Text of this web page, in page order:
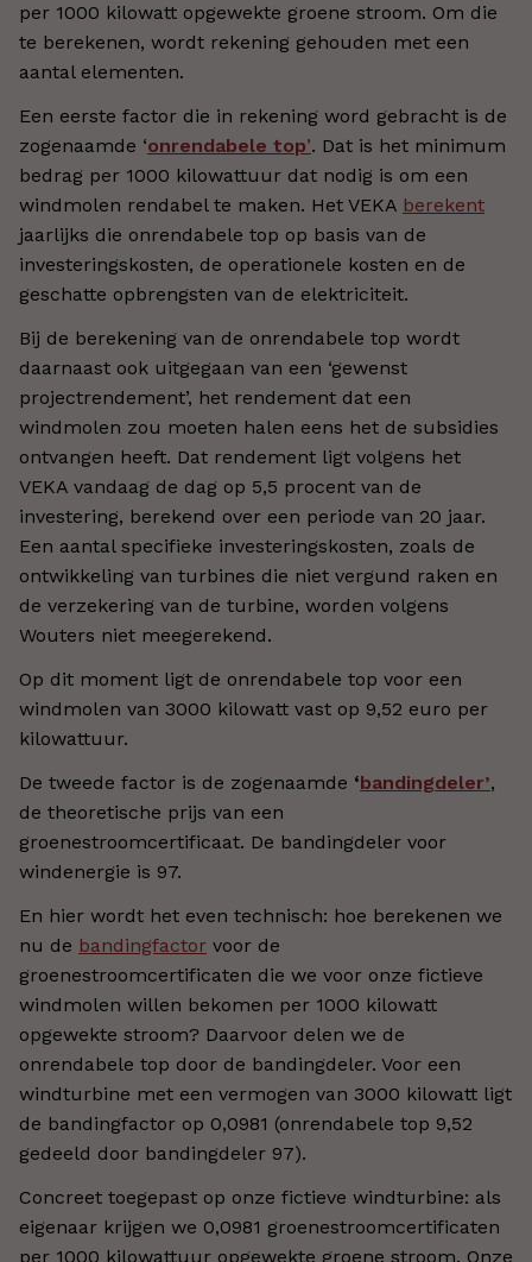
per 1000 kilowatt opgewekte groene stroom. Om die
te berekenen, wordt rekening gehouden met een
aantal elementen.
Een eerste factor die in rekening word gebracht is de
zogenaamde ‘onrendabele top’. Dat is het minimum
bedrag per 1000 kilowattuur dat nodig is om een
windmolen rendabel te maken. Het VEKA berekent
jaarlijks die onrendabele top op basis van de
investeringskosten, de operationele kosten en de
geschatte opbrengsten van de elektriciteit.
Bij de berekening van de onrendabele top wordt
daarnaast ook uitgegaan van een ‘gewenst
projectrendement’, het rendement dat een
windmolen zou moeten halen eens het de subsidies
ontvangen heeft. Dat rendement ligt volgens het
VEKA vandaag de dag op 5,5 procent van de
investering, berekend over een periode van 20 jaar.
Een aantal specifieke investeringskosten, zoals de
ontwikkeling van turbines die niet vergund raken en
de verzekering van de turbine, worden volgens
Wouters niet meegerekend.
Op dit moment ligt de onrendabele top voor een
windmolen van 3000 kilowatt vast op 9,52 euro per
kilowattuur.
De tweede factor is de zogenaamde ‘bandingdeler’,
de theoretische prijs van een
groenestroomcertificaat. De bandingdeler voor
windenergie is 97.
En hier wordt het even technisch: hoe berekenen we
nu de bandingfactor voor de
groenestroomcertificaten die we voor onze fictieve
windmolen willen bekomen per 1000 kilowatt
opgewekte stroom? Daarvoor delen we de
onrendabele top door de bandingdeler. Voor een
windturbine met een vermogen van 3000 kilowatt ligt
de bandingfactor op 0,0981 (onrendabele top 9,52
gedeeld door bandingdeler 97).
Concreet toegepast op onze fictieve windturbine: als
eigenaar krijgen we 0,0981 groenestroomcertificaten
per 1000 kilowattuur opgewekte groene stroom. Onze